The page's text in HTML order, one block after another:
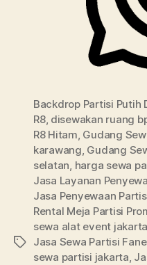
Tags
Backdrop Partisi Putih
R8, disewakan ruang
R8 Hitam, Gudang
karawang, Gudang
selatan, harga sewa
Jasa Layanan
Jasa Penyewaan
Rental Meja Partisi
sewa alat event jakarta
Jasa Sewa Partisi
sewa partisi jakarta,